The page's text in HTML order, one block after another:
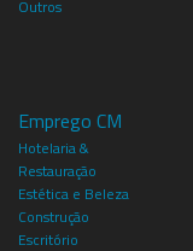
Outros
Emprego CM
Hotelaria &
Restauração
Estética e Beleza
Construção
Escritório